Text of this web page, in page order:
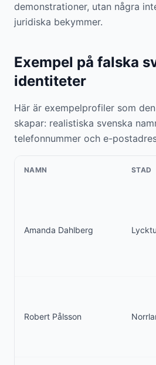
demonstrationer, utan några
juridiska bekymmer.
Exempel på falska
identiteter
Här är exempelprofiler som
skapar: realistiska svenska
telefonnummer och e-
NAMN STAD
Amanda Dahlberg
Robert Pålsson